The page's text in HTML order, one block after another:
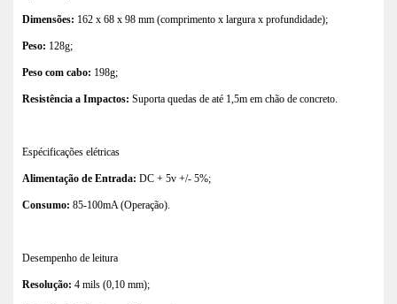
Dimensões: 162 x 68 x 98 mm (comprimento x largura x profundidade);
Peso: 128g;
Peso com cabo: 198g;
Resistência a Impactos: Suporta quedas de até 1,5m em chão de concreto.
Espécificações elétricas
Alimentação de Entrada: DC + 5v +/- 5%;
Consumo: 85-100mA (Operação).
Desempenho de leitura
Resolução: 4 mils (0,10 mm);